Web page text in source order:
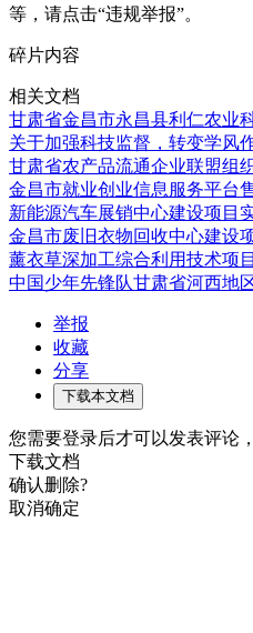
等，请点击“违规举报”。
碎片内容
相关文档
甘肃省金昌市永昌县利仁农业
关于加强科技监督，转变学风
甘肃省农产品流通企业联盟组
金昌市就业创业信息服务平台
新能源汽车展销中心建设项目
金昌市废旧衣物回收中心建设
薰衣草深加工综合利用技术项
中国少年先锋队甘肃省河西地
举报
收藏
分享
下载本文档
您需要登录后才可以发表评论，
下载文档
确认删除?
取消确定